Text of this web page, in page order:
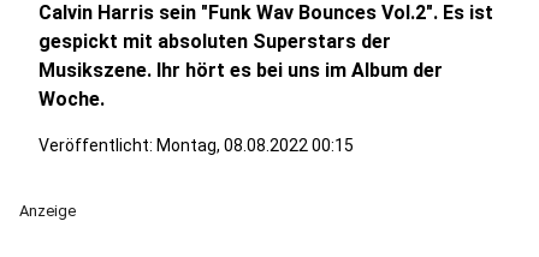
Calvin Harris sein "Funk Wav Bounces Vol.2". Es ist
gespickt mit absoluten Superstars der
Musikszene. Ihr hört es bei uns im Album der
Woche.
Veröffentlicht: Montag, 08.08.2022 00:15
Anzeige